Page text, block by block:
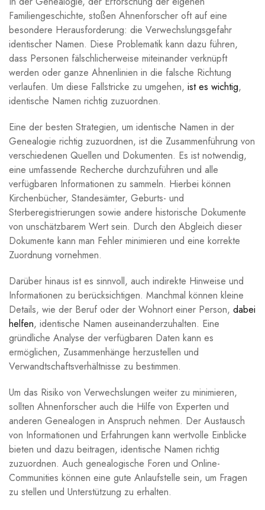
Familiengeschichte, stoßen Ahnenforscher oft auf eine
besondere Herausforderung: die Verwechslungsgefahr
identischer Namen. Diese Problematik kann dazu führen,
dass Personen fälschlicherweise miteinander verknüpft
werden oder ganze Ahnenlinien in die falsche Richtung
verlaufen. Um diese Fallstricke zu umgehen, ist es wichtig,
identische Namen richtig zuzuordnen.
Eine der besten Strategien, um identische Namen in der
Genealogie richtig zuzuordnen, ist die Zusammenführung von
verschiedenen Quellen und Dokumenten. Es ist notwendig,
eine umfassende Recherche durchzuführen und alle
verfügbaren Informationen zu sammeln. Hierbei können
Kirchenbücher, Standesämter, Geburts- und
Sterberegistrierungen sowie andere historische Dokumente
von unschätzbarem Wert sein. Durch den Abgleich dieser
Dokumente kann man Fehler minimieren und eine korrekte
Zuordnung vornehmen.
Darüber hinaus ist es sinnvoll, auch indirekte Hinweise und
Informationen zu berücksichtigen. Manchmal können kleine
Details, wie der Beruf oder der Wohnort einer Person, dabei
helfen, identische Namen auseinanderzuhalten. Eine
gründliche Analyse der verfügbaren Daten kann es
ermöglichen, Zusammenhänge herzustellen und
Verwandtschaftsverhältnisse zu bestimmen.
Um das Risiko von Verwechslungen weiter zu minimieren,
sollten Ahnenforscher auch die Hilfe von Experten und
anderen Genealogen in Anspruch nehmen. Der Austausch
von Informationen und Erfahrungen kann wertvolle Einblicke
bieten und dazu beitragen, identische Namen richtig
zuzuordnen. Auch genealogische Foren und Online-
Communities können eine gute Anlaufstelle sein, um Fragen
zu stellen und Unterstützung zu erhalten.